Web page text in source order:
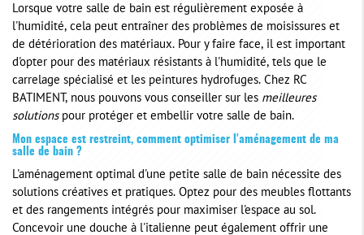
Lorsque votre salle de bain est régulièrement exposée à
l'humidité, cela peut entraîner des problèmes de moisissures et
de détérioration des matériaux. Pour y faire face, il est important
d'opter pour des matériaux résistants à l'humidité, tels que le
carrelage spécialisé et les peintures hydrofuges. Chez RC
BATIMENT, nous pouvons vous conseiller sur les meilleures
solutionspour protéger et embellir votre salle de bain.
Mon espace est restreint, comment optimiser l'aménagement de ma
salle de bain ?
L'aménagement optimal d'une petite salle de bain nécessite des
solutions créatives et pratiques. Optez pour des meubles flottants
et des rangements intégrés pour maximiser l'espace au sol.
Concevoir une douche à l'italienne peut également offrir une